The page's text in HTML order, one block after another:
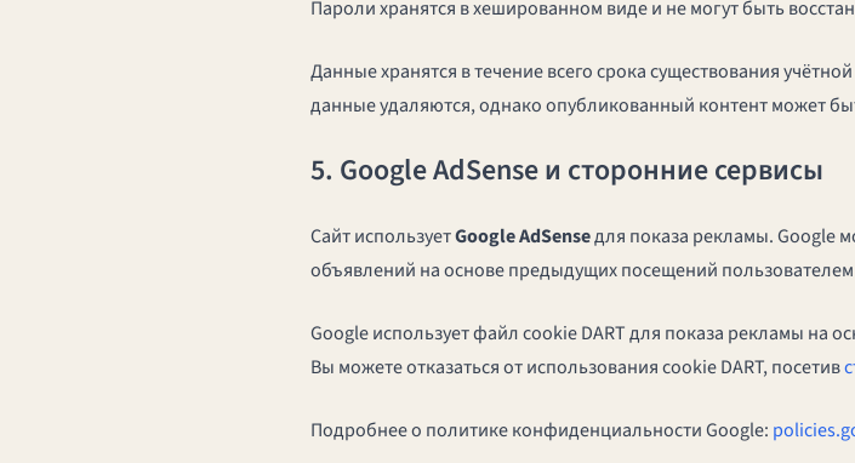
Пароли хранятся в хешированном виде и не могут быть
Данные хранятся в течение всего срока существования
данные удаляются, однако опубликованный контент может
5. Google AdSense и сторонние сервисы
Сайт используетGoogle AdSenseдля показа рекламы. Google
объявлений на основе предыдущих посещений пользователем
Google использует файл cookie DART для показа рекламы на
Вы можете отказаться от использования cookie DART, посетив
Подробнее о политике конфиденциальности Google: